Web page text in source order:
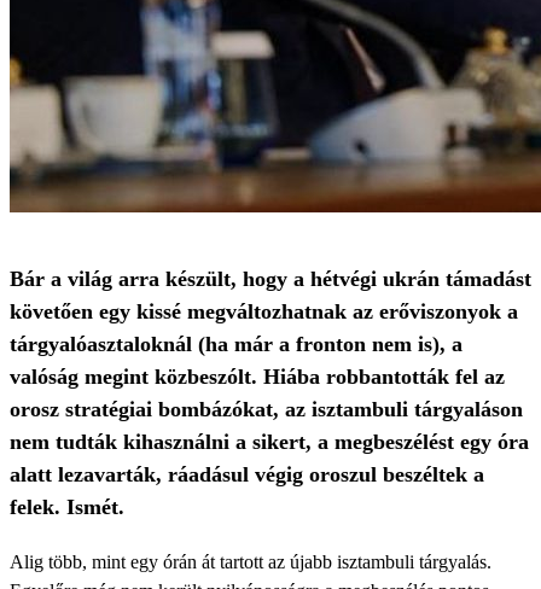
Bár a világ arra készült, hogy a hétvégi ukrán támadást
követően egy kissé megváltozhatnak az erőviszonyok a
tárgyalóasztaloknál (ha már a fronton nem is), a
valóság megint közbeszólt. Hiába robbantották fel az
orosz stratégiai bombázókat, az isztambuli tárgyaláson
nem tudták kihasználni a sikert, a megbeszélést egy óra
alatt lezavarták, ráadásul végig oroszul beszéltek a
felek. Ismét.
Alig több, mint egy órán át tartott az újabb isztambuli tárgyalás.